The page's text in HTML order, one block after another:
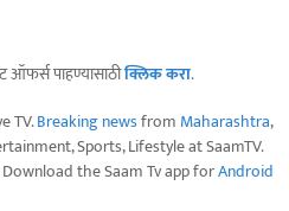
ऑफर्स पाहण्यासाठीक्लिक करा.
TV.Breaking newsfrom Maharashtra,
Sports, Lifestyle at SaamTV.
the Saam Tv app forAndroid